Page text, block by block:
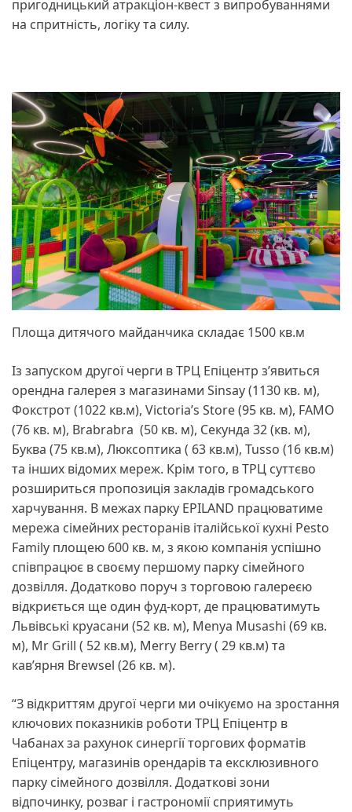
пригодницький атракціон-квест з випробуваннями
на спритність, логіку та силу.
Площа дитячого майданчика складає 1500 кв.м
Із запуском другої черги в ТРЦ Епіцентр з’явиться
орендна галерея з магазинами Sinsay (1130 кв. м),
Фокстрот (1022 кв.м), Victoria’s Store (95 кв. м), FAMO
(76 кв. м), Brabrabra (50 кв. м), Секунда 32 (кв. м),
Буква (75 кв.м), Люксоптика ( 63 кв.м), Tusso (16 кв.м)
та інших відомих мереж. Крім того, в ТРЦ суттєво
розшириться пропозиція закладів громадського
харчування. В межах парку EPILAND працюватиме
мережа сімейних ресторанів італійської кухні Pesto
Family площею 600 кв. м, з якою компанія успішно
співпрацює в своєму першому парку сімейного
дозвілля. Додатково поруч з торговою галереєю
відкриється ще один фуд-корт, де працюватимуть
Львівські круасани (52 кв. м), Menya Musashi (69 кв.
м), Mr Grill ( 52 кв.м), Merry Berry ( 29 кв.м) та
кав’ярня Brewsel (26 кв. м).
“З відкриттям другої черги ми очікуємо на зростання
ключових показників роботи ТРЦ Епіцентр в
Чабанах за рахунок синергії торгових форматів
Епіцентру, магазинів орендарів та ексклюзивного
парку сімейного дозвілля. Додаткові зони
відпочинку, розваг і гастрономії сприятимуть